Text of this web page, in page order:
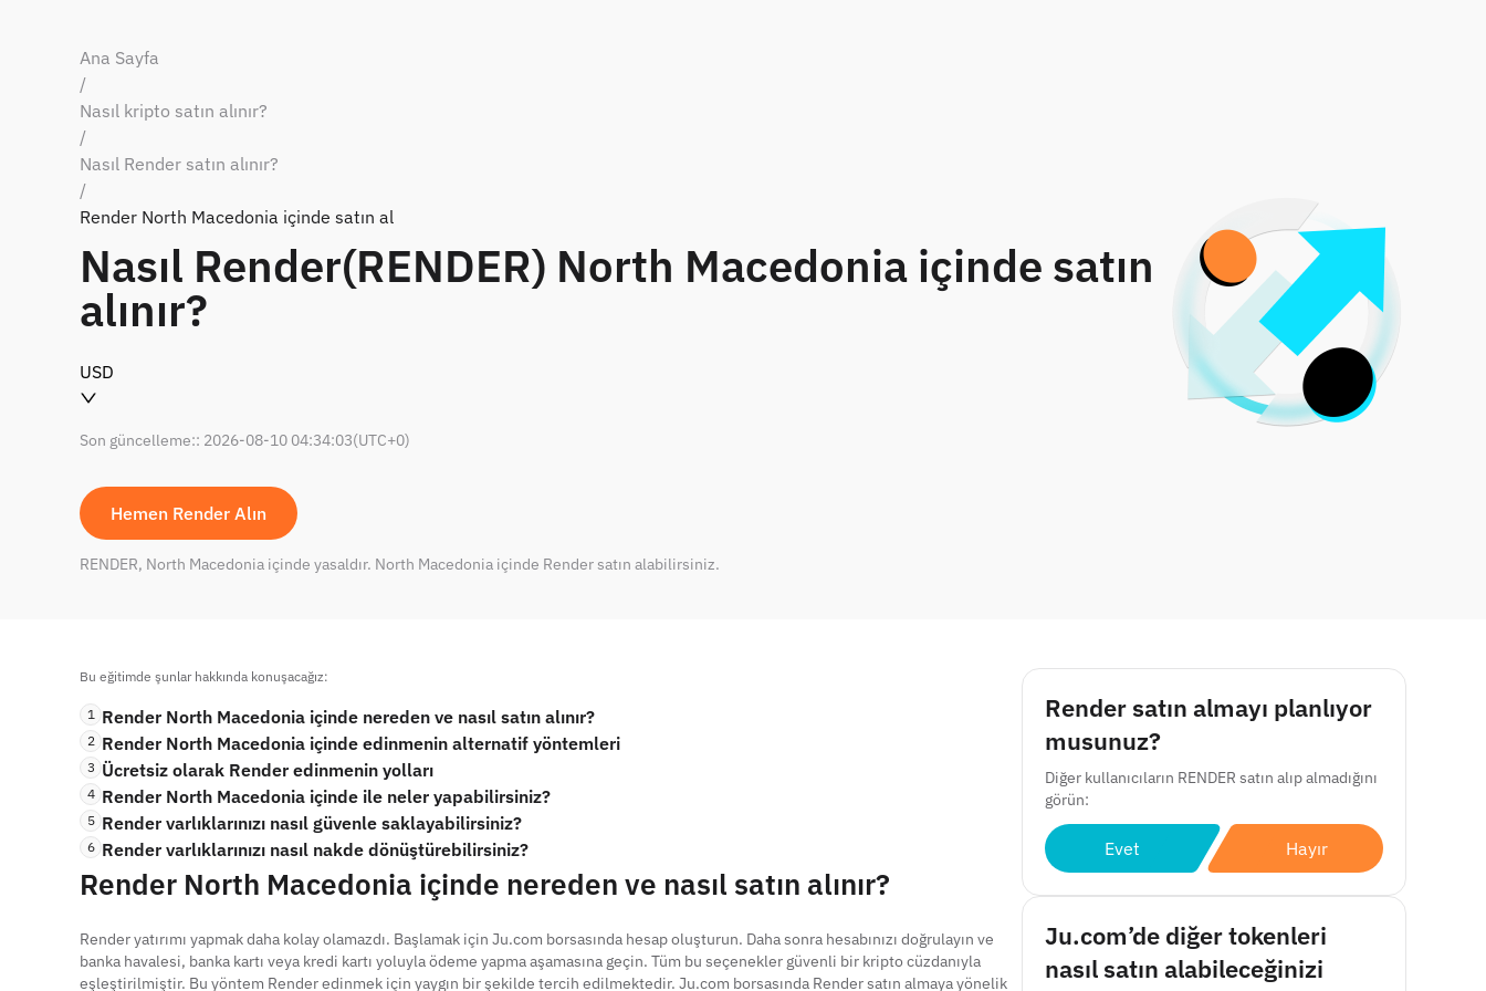
Ana Sayfa
/
Nasıl kripto satın alınır?
/
Nasıl Render satın alınır?
/
Render North Macedonia içinde satın al
Nasıl Render(RENDER) North Macedonia içinde satın
alınır?
USD
Son güncelleme:: 2026-08-10 04:34:03(UTC+0)
Hemen Render Alın
RENDER, North Macedonia içinde yasaldır. North Macedonia içinde Render satın alabilirsiniz.
Bu eğitimde şunlar hakkında konuşacağız:
1 Render North Macedonia içinde nereden ve nasıl satın alınır?
2 Render North Macedonia içinde edinmenin alternatif yöntemleri
3 Ücretsiz olarak Render edinmenin yolları
4 Render North Macedonia içinde ile neler yapabilirsiniz?
5 Render varlıklarınızı nasıl güvenle saklayabilirsiniz?
6 Render varlıklarınızı nasıl nakde dönüştürebilirsiniz?
Render North Macedonia içinde nereden ve nasıl satın alınır?
Render yatırımı yapmak daha kolay olamazdı. Başlamak için Ju.com borsasında hesap oluşturun. Daha sonra hesabınızı doğrulayın ve
banka havalesi, banka kartı veya kredi kartı yoluyla ödeme yapma aşamasına geçin. Tüm bu seçenekler güvenli bir kripto cüzdanıyla
eşleştirilmiştir. Bu yöntem Render edinmek için yaygın bir şekilde tercih edilmektedir. Ju.com borsasında Render satın almaya yönelik
Render satın almayı planlıyor
musunuz?
Diğer kullanıcıların RENDER satın alıp almadığını
görün:
Evet Hayır
Ju.com’de diğer tokenleri
nasıl satın alabileceğinizi